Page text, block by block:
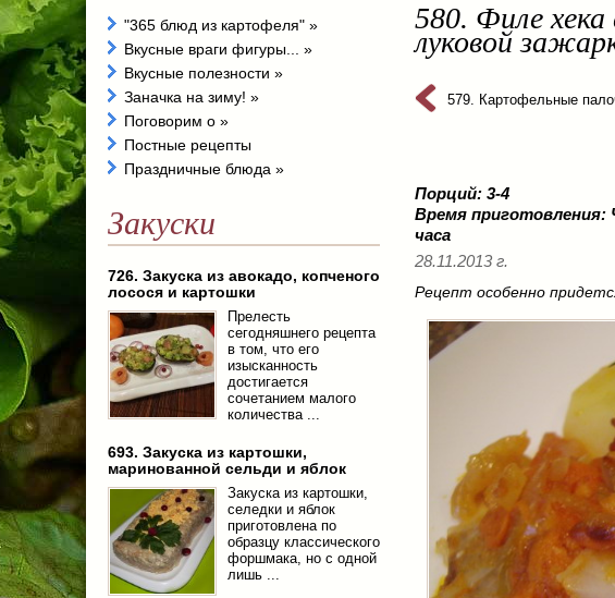
580. Филе
луковой
579. Картофельные
Порций: 3-4
Время приготовления:
часа
28.11.2013 г.
Рецепт особенно
"365 блюд из картофеля" »
Вкусные враги фигуры... »
Вкусные полезности »
Заначка на зиму! »
Поговорим о »
Постные рецепты
Праздничные блюда »
Закуски
726. Закуска из авокадо, копченого
лосося и картошки
Прелесть
сегодняшнего рецепта
в том, что его
изысканность
достигается
сочетанием малого
количества ...
693. Закуска из картошки,
маринованной сельди и яблок
Закуска из картошки,
селедки и яблок
приготовлена по
образцу классического
форшмака, но с одной
лишь ...